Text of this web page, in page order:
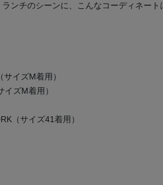
ンチのシーンに、こんなコーディネート
イズM着用）
ズM着用）
（サイズ41着用）